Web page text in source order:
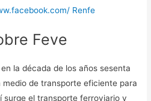
Renfe
Feve
la década de los años sesenta
de transporte eficiente para
surge el transporte ferroviario y